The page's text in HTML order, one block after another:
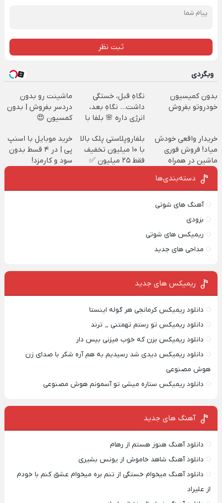
ثبت نظر
وبگردی
بدون کمیسیون
خودروتو بفروش
نگاهِ قبل، خستگی
داشت... نگاهِ بعد،
انرژی داره 🌸 بلفا با
ماشینت رو بدون
دردسر بفروش | بدون
کمسیون 😍
خریدار واقعی خودش
میاد! فروش فوری
ماشین در همراه
مکانیک
بلفاروپلاستی پلک بالا
با ۱۰ میلیون تخفیف
فقط ۲۵ میلیون ✅
خرید موبایل با اسنپ
پی | در ۴ قسط بدون
سود و کارمزد!
دسته‌بندی‌ها
آهنگ های شوتی
بزودی
ریمیکس های شوتی
مداحی های جدید
ریمیکس‌ های جدید
دانلود ریمیکس کرمانجی هر گوله اینستا
دانلود ریمیکس تو رستم تهمتنی _ ترند
دانلود ریمیکس بزن که خوب میزنی بیس دار
دانلود ریمیکس دیدی شد رسیدیم به هم آره شکر با صدای زن
هوش مصنوعی
دانلود ریمیکس ستاره میشی تو آسمونم هوش مصنوعی
آهنگ های جدید
دانلود آهنگ هنوز هستم از رهام
دانلود آهنگ شاهد خاموش از یونس بشیری
دانلود آهنگ میخوام خستگی از تنم بره میخوام عشق کنم با خودم
از علیراد